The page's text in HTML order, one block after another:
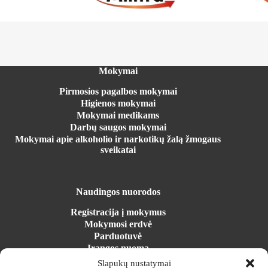
Slapukų nustatymai
Mokymai
Pirmosios pagalbos mokymai
Higienos mokymai
Mokymai medikams
Darbų saugos mokymai
Mokymai apie alkoholio ir narkotikų žalą žmogaus
sveikatai
Naudingos nuorodos
Registracija į mokymus
Mokymosi erdvė
Parduotuvė
Įrangos nuoma
Naujienos